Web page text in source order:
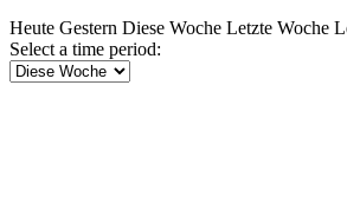
Heute Gestern Diese Woche Letzte Woche
Select a time period: